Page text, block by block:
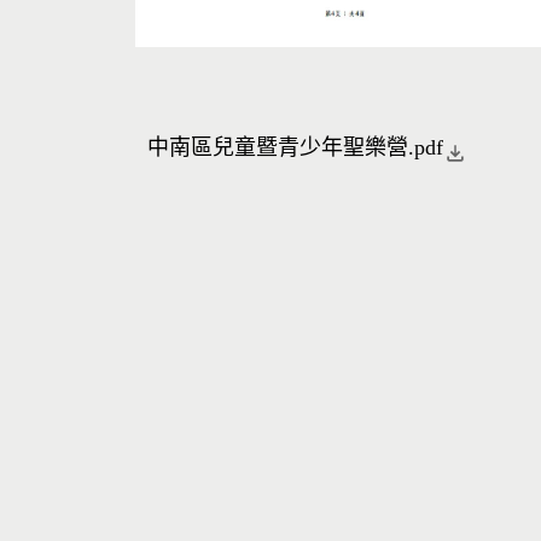
中南區兒童暨青少年聖樂營.pdf